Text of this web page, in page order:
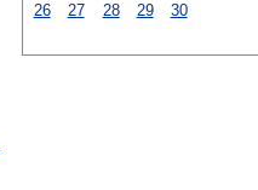
26
27 28 29 30